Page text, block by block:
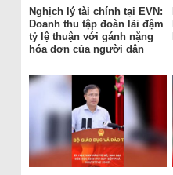
Nghịch lý tài chính tại EVN:
Doanh thu tập đoàn lãi đậm
tỷ lệ thuận với gánh nặng
hóa đơn của người dân